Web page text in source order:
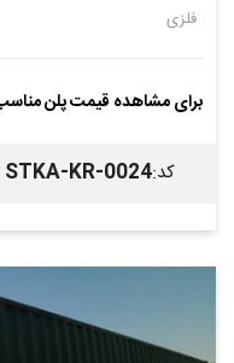
فلزی
برای مشاهده قیمت پلن
کد:
STKA-KR-0024